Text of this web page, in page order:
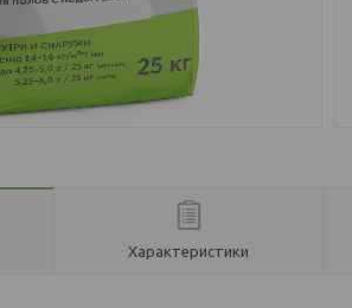
Характеристики